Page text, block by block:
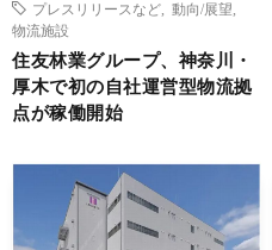
プレスリリースなど
動向/展望
物流施設
住友林業グループ、神奈川・
厚木で初の自社運営型物流拠
点が稼働開始